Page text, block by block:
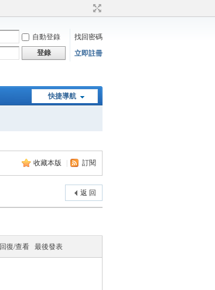
自動登錄
找回密碼
登錄 立即註冊
快捷導航
收藏本版 訂閱
返 回
回復/查看 最後發表